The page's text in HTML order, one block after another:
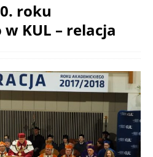
roku
KUL – relacja